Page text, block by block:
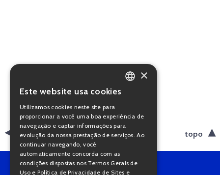
voltar topo
PORTUGUESE
×
Este website usa cookies
Utilizamos cookies neste site para
proporcionar a você uma boa experiência de
navegação e captar informações para
evolução da nossa prestação de serviços. Ao
continuar navegando, você
automaticamente concorda com as
condições dispostas nos Termos Gerais de
Uso e Política de Privacidade de Sites e